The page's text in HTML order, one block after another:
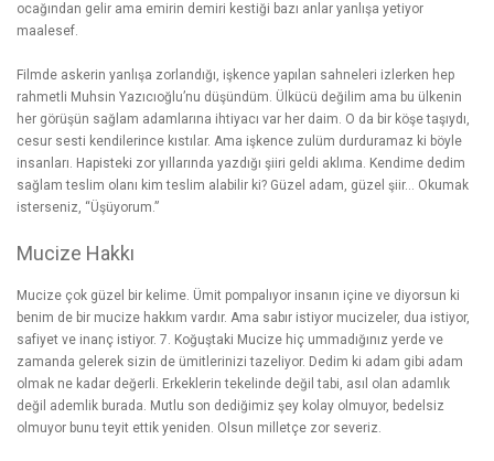
ocağından gelir ama emirin demiri kestiği bazı anlar yanlışa yetiyor
maalesef.
Filmde askerin yanlışa zorlandığı, işkence yapılan sahneleri izlerken hep
rahmetli Muhsin Yazıcıoğlu’nu düşündüm. Ülkücü değilim ama bu ülkenin
her görüşün sağlam adamlarına ihtiyacı var her daim. O da bir köşe taşıydı,
cesur sesti kendilerince kıstılar. Ama işkence zulüm durduramaz ki böyle
insanları. Hapisteki zor yıllarında yazdığı şiiri geldi aklıma. Kendime dedim
sağlam teslim olanı kim teslim alabilir ki? Güzel adam, güzel şiir… Okumak
isterseniz, “Üşüyorum.”
Mucize Hakkı
Mucize çok güzel bir kelime. Ümit pompalıyor insanın içine ve diyorsun ki
benim de bir mucize hakkım vardır. Ama sabır istiyor mucizeler, dua istiyor,
safiyet ve inanç istiyor. 7. Koğuştaki Mucize hiç ummadığınız yerde ve
zamanda gelerek sizin de ümitlerinizi tazeliyor. Dedim ki adam gibi adam
olmak ne kadar değerli. Erkeklerin tekelinde değil tabi, asıl olan adamlık
değil ademlik burada. Mutlu son dediğimiz şey kolay olmuyor, bedelsiz
olmuyor bunu teyit ettik yeniden. Olsun milletçe zor severiz.